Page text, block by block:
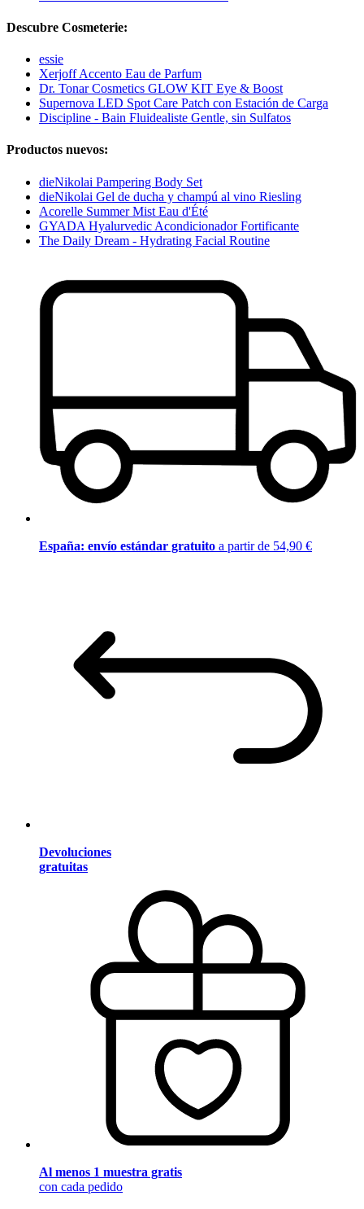
Descubre Cosmeterie:
essie
Xerjoff Accento Eau de Parfum
Dr. Tonar Cosmetics GLOW KIT Eye & Boost
Supernova LED Spot Care Patch con Estación de Carga
Discipline - Bain Fluidealiste Gentle, sin Sulfatos
Productos nuevos:
dieNikolai Pampering Body Set
dieNikolai Gel de ducha y champú al vino Riesling
Acorelle Summer Mist Eau d'Été
GYADA Hyalurvedic Acondicionador Fortificante
The Daily Dream - Hydrating Facial Routine
España: envío estándar gratuito a partir de 54,90 €
Devoluciones
gratuitas
Al menos 1 muestra gratis
con cada pedido